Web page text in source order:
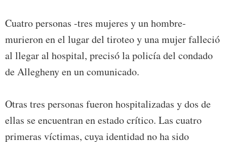
Cuatro personas -tres mujeres y un hombre-
murieron en el lugar del tiroteo y una mujer falleció
al llegar al hospital, precisó la policía del condado
de Allegheny en un comunicado.
Otras tres personas fueron hospitalizadas y dos de
ellas se encuentran en estado crítico. Las cuatro
primeras víctimas, cuya identidad no ha sido